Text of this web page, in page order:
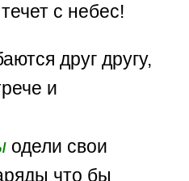
с небес!
друг другу,
и
одели свои
что бы